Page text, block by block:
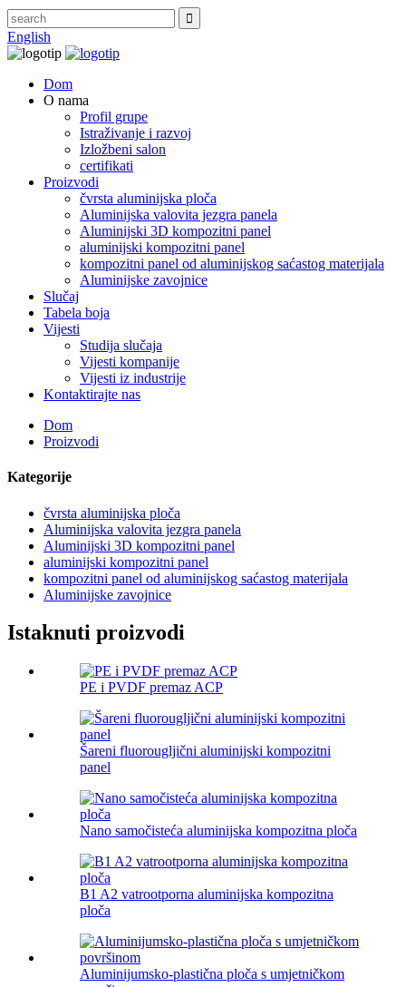
English
Dom
O nama
Profil grupe
Istraživanje i razvoj
Izložbeni salon
certifikati
Proizvodi
čvrsta aluminijska ploča
Aluminijska valovita jezgra panela
Aluminijski 3D kompozitni panel
aluminijski kompozitni panel
kompozitni panel od aluminijskog saćastog materijala
Aluminijske zavojnice
Slučaj
Tabela boja
Vijesti
Studija slučaja
Vijesti kompanije
Vijesti iz industrije
Kontaktirajte nas
Dom
Proizvodi
Kategorije
čvrsta aluminijska ploča
Aluminijska valovita jezgra panela
Aluminijski 3D kompozitni panel
aluminijski kompozitni panel
kompozitni panel od aluminijskog saćastog materijala
Aluminijske zavojnice
Istaknuti proizvodi
PE i PVDF premaz ACP
Šareni fluorougljični aluminijski kompozitni
panel
Nano samočisteća aluminijska kompozitna ploča
B1 A2 vatrootporna aluminijska kompozitna
ploča
Aluminijumsko-plastična ploča s umjetničkom